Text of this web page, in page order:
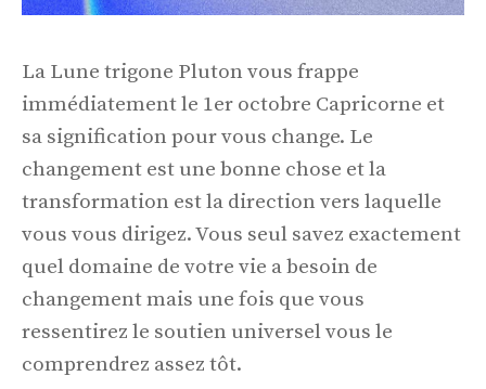
La Lune trigone Pluton vous frappe
immédiatement le 1er octobre Capricorne et
sa signification pour vous change. Le
changement est une bonne chose et la
transformation est la direction vers laquelle
vous vous dirigez. Vous seul savez exactement
quel domaine de votre vie a besoin de
changement mais une fois que vous
ressentirez le soutien universel vous le
comprendrez assez tôt.